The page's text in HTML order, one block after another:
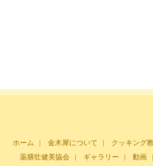
ホーム 金木犀について クッキング
薬膳壮健美協会
ギャラリー 動画